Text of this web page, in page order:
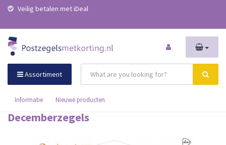
Veilig betalen met iDeal
Assortiment
Informatie Nieuwe producten
Decemberzegels